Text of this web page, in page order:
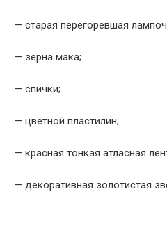
— старая перегоревшая
— зерна мака;
— спички;
— цветной пластилин;
— красная тонкая атласная
— декоративная золотистая